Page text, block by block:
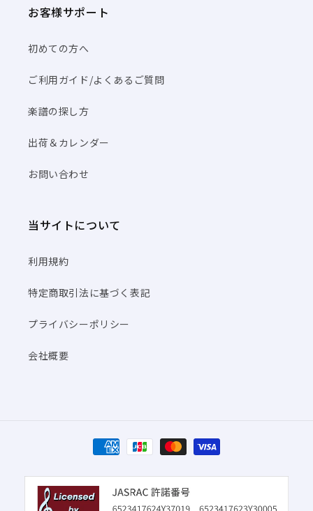
お客様サポート
初めての方へ
ご利用ガイド/よくあるご質問
楽譜の探し方
出荷＆カレンダー
お問い合わせ
当サイトについて
利用規約
特定商取引法に基づく表記
プライバシーポリシー
会社概要
決
済
方
法